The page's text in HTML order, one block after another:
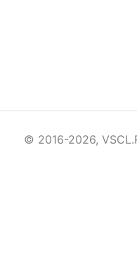
© 2016-2026,